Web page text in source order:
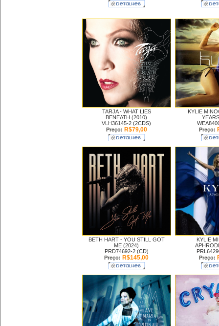
TARJA - WHAT LIES
BENEATH (2010)
VLH36145-2 (2CDS)
Preço: R$79,00
KYLIE
Preço:
BETH HART - YOU STILL GOT
ME (2024)
PRD74692-2 (CD)
Preço: R$145,00
KYLIE
Preço: